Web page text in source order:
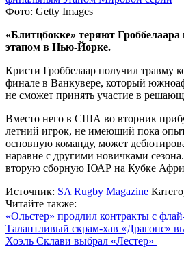
Фото: Getty Images
«Блитцбокке» теряют
этапом в Нью-Йорке.
Кристи Гроббелаар получил травму
финале в Ванкувере, который
не сможет принять участие в
Вместо него в США во вторник
летний игрок, не имеющий пока
основную команду, может
наравне с другими новичками
вторую сборную ЮАР на Кубке
Источник: SA Rugby Magazine
Читайте также:
«Ольстер» продлил контракты с
Талантливый скрам-хав «Драгонс»
Хоэль Склави выбрал «Лестер»